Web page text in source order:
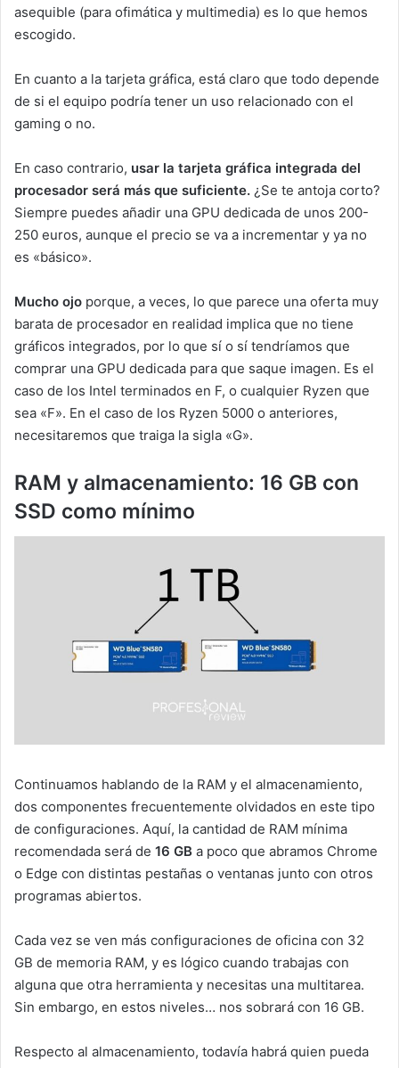
asequible (para ofimática y multimedia) es lo que hemos
escogido.
En cuanto a la tarjeta gráfica, está claro que todo depende
de si el equipo podría tener un uso relacionado con el
gaming o no.
En caso contrario, usar la tarjeta gráfica integrada del
procesador será más que suficiente. ¿Se te antoja corto?
Siempre puedes añadir una GPU dedicada de unos 200-
250 euros, aunque el precio se va a incrementar y ya no
es «básico».
Mucho ojo porque, a veces, lo que parece una oferta muy
barata de procesador en realidad implica que no tiene
gráficos integrados, por lo que sí o sí tendríamos que
comprar una GPU dedicada para que saque imagen. Es el
caso de los Intel terminados en F, o cualquier Ryzen que
sea «F». En el caso de los Ryzen 5000 o anteriores,
necesitaremos que traiga la sigla «G».
RAM y almacenamiento: 16 GB con
SSD como mínimo
Continuamos hablando de la RAM y el almacenamiento,
dos componentes frecuentemente olvidados en este tipo
de configuraciones. Aquí, la cantidad de RAM mínima
recomendada será de 16 GB a poco que abramos Chrome
o Edge con distintas pestañas o ventanas junto con otros
programas abiertos.
Cada vez se ven más configuraciones de oficina con 32
GB de memoria RAM, y es lógico cuando trabajas con
alguna que otra herramienta y necesitas una multitarea.
Sin embargo, en estos niveles… nos sobrará con 16 GB.
Respecto al almacenamiento, todavía habrá quien pueda